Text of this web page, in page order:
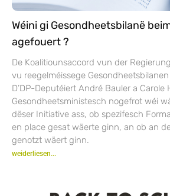
Wéini gi Gesondheetsbilanë
agefouert ?
De Koalitiounsaccord vun der
vu reegelméissege
D’DP-Deputéiert André Bauler a
Gesondheetsministesch nogefrot wéi
dëser Initiative ass, ob spezifesch
en place gesat wäerte ginn, an ob an
genotzt wäert ginn.
weiderliesen...